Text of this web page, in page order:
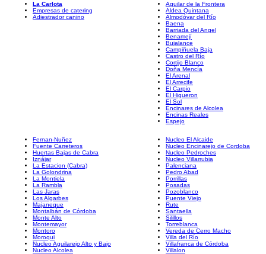
La Carlota
Empresas de catering
Adiestrador canino
Aguilar de la Frontera
Aldea Quintana
Almodóvar del Río
Baena
Barriada del Angel
Benamejí
Bujalance
Campiñuela Baja
Castro del Río
Cortijo Blanco
Doña Mencía
El Arenal
El Arrecife
El Carpio
El Higueron
El Sol
Encinares de Alcolea
Encinas Reales
Espejo
Fernan-Nuñez
Fuente Carreteros
Huertas Bajas de Cabra
Iznájar
La Estacion (Cabra)
La Golondrina
La Montiela
La Rambla
Las Jaras
Los Algarbes
Majaneque
Montalbán de Córdoba
Monte Alto
Montemayor
Montoro
Moroqui
Nucleo Aguilarejo Alto y Bajo
Nucleo Alcolea
Nucleo El Alcaide
Nucleo Encinarejo de Cordoba
Nucleo Pedroches
Nucleo Villarrubia
Palenciana
Pedro Abad
Porrillas
Posadas
Pozoblanco
Puente Viejo
Rute
Santaella
Silillos
Torreblanca
Vereda de Cerro Macho
Villa del Río
Villafranca de Córdoba
Villalon